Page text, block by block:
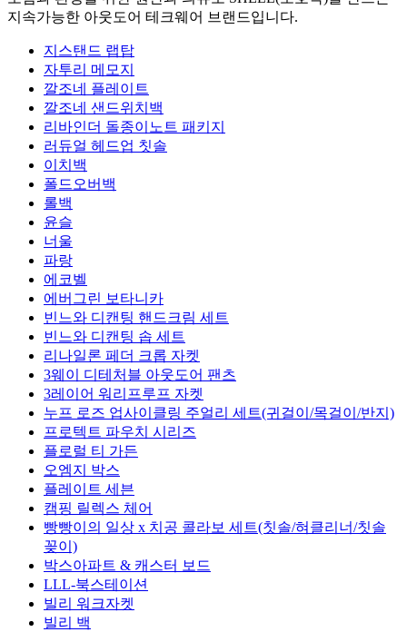
지속가능한 아웃도어 테크웨어 브랜드입니다.
지스탠드 랩탑
자투리 메모지
깔조네 플레이트
깔조네 샌드위치백
리바인더 돌종이노트 패키지
러듀얼 헤드업 칫솔
이치백
폴드오버백
롤백
윤슬
너울
파랑
에코벨
에버그린 보타니카
빈느와 디캔팅 핸드크림 세트
빈느와 디캔팅 솝 세트
리나일론 페더 크롭 자켓
3웨이 디테처블 아웃도어 팬츠
3레이어 워리프루프 자켓
누프 로즈 업사이클링 주얼리 세트(귀걸이/목걸이/반지)
프로텍트 파우치 시리즈
플로럴 티 가든
오엠지 박스
플레이트 세븐
캠핑 릴렉스 체어
빵빵이의 일상 x 치공 콜라보 세트(칫솔/혀클리너/칫솔
꽂이)
박스아파트 & 캐스터 보드
LLL-북스테이션
빌리 워크자켓
빌리 백